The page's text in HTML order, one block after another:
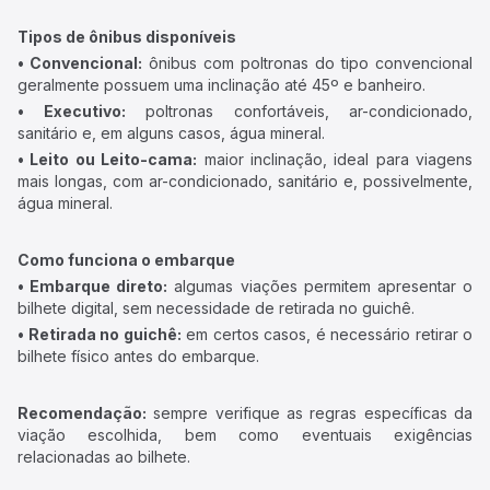
Tipos de ônibus disponíveis
• Convencional: ônibus com poltronas do tipo convencional
geralmente possuem uma inclinação até 45º e banheiro.
• Executivo: poltronas confortáveis, ar-condicionado,
sanitário e, em alguns casos, água mineral.
• Leito ou Leito-cama: maior inclinação, ideal para viagens
mais longas, com ar-condicionado, sanitário e, possivelmente,
água mineral.
Como funciona o embarque
• Embarque direto: algumas viações permitem apresentar o
bilhete digital, sem necessidade de retirada no guichê.
• Retirada no guichê: em certos casos, é necessário retirar o
bilhete físico antes do embarque.
Recomendação: sempre verifique as regras específicas da
viação escolhida, bem como eventuais exigências
relacionadas ao bilhete.